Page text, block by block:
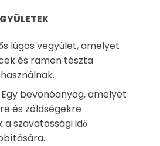
lúgos vegyület, amelyet
és ramen tészta
bevonóanyag, amelyet
és zöldségekre
a szavatossági idő